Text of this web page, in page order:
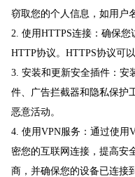
窃取您的个人信息，如用户
2. 使用HTTPS连接：确保
HTTP协议。HTTPS协议可
3. 安装和更新安全插件：安
件、广告拦截器和隐私保护
恶意活动。
4. 使用VPN服务：通过使用
密您的互联网连接，提高安
商，并确保您的设备已连接